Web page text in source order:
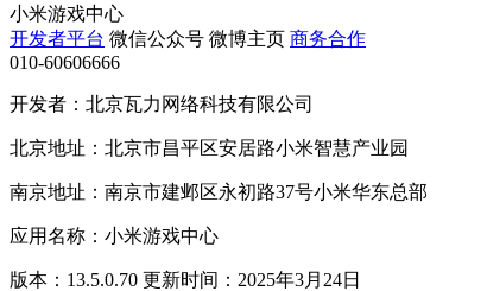
小米游戏中心
开发者平台 微信公众号 微博主页 商务合作
010-60606666
开发者：北京瓦力网络科技有限公司
北京地址：北京市昌平区安居路小米智慧产业园
南京地址：南京市建邺区永初路37号小米华东总部
应用名称：小米游戏中心
版本：13.5.0.70 更新时间：2025年3月24日